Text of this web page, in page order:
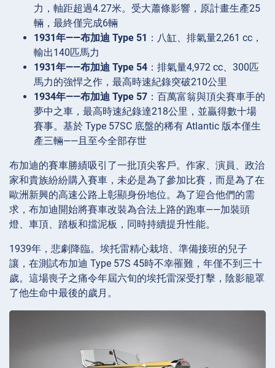
力，軸距超過4.27米。受大蕭條影響，原計畫生產25
輛，最終僅完成6輛
1931年——布加迪 Type 51 ：八缸、排氣量2,261 cc，
輸出140匹馬力
1931年——布加迪 Type 54 ：排氣量4,972 cc、300匹
馬力的強悍之作，最高時速紀錄突破210公里
1934年——布加迪 Type 57 ：百萬富翁與頂尖賽車手的
夢中之車，最高時速紀錄達218公里，並贏得數十場
賽事。基於 Type 57SC 底盤的稀有 Atlantic 版本僅生
產三輛——且至今全部存世
布加迪的賽車勝績吸引了一批頂尖客戶。作家、演員、政治
家和貴族紛紛購入賽車，未必是為了參加比賽，而是為了在
歐洲新興的高速公路上彰顯身份地位。為了迎合他們的需
求，布加迪開始將賽車改裝為合法上路的跑車——加裝頭
燈、車頂、踏板和擋泥板，同時持續提升性能。
1939年，悲劇降臨。埃托雷精心栽培、準備接班的兒子
讓，在測試布加迪 Type 57S 45時不幸罹難，年僅不到三十
歲。這場喪子之痛令年屆六旬的埃托雷深受打擊，陰影籠罩
了他生命中最後的歲月。